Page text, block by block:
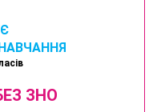
ЗНО